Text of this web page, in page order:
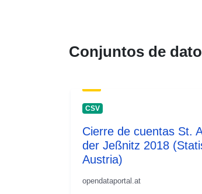
Conjuntos de
CSV
Cierre de cuentas St.
der Jeßnitz 2018
Austria)
opendataportal.at